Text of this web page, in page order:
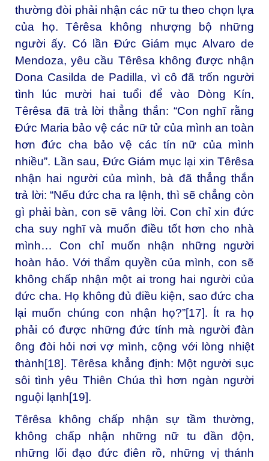
thường đòi phải nhận các nữ tu theo chọn lựa
của họ. Têrêsa không nhượng bộ những
người ấy. Có lần Đức Giám mục Alvaro de
Mendoza, yêu cầu Têrêsa không được nhận
Dona Casilda de Padilla, vì cô đã trốn người
tình lúc mười hai tuổi để vào Dòng Kín,
Têrêsa đã trả lời thẳng thắn: “Con nghĩ rằng
Đức Maria bảo vệ các nữ tử của mình an toàn
hơn đức cha bảo vệ các tín nữ của mình
nhiều”. Lần sau, Đức Giám mục lại xin Têrêsa
nhận hai người của mình, bà đã thẳng thắn
trả lời: “Nếu đức cha ra lệnh, thì sẽ chẳng còn
gì phải bàn, con sẽ vâng lời. Con chỉ xin đức
cha suy nghĩ và muốn điều tốt hơn cho nhà
mình… Con chỉ muốn nhận những người
hoàn hảo. Với thẩm quyền của mình, con sẽ
không chấp nhận một ai trong hai người của
đức cha. Họ không đủ điều kiện, sao đức cha
lại muốn chúng con nhận họ?”[17]. Ít ra họ
phải có được những đức tính mà người đàn
ông đòi hỏi nơi vợ mình, cộng với lòng nhiệt
thành[18]. Têrêsa khẳng định: Một người sục
sôi tình yêu Thiên Chúa thì hơn ngàn người
nguội lạnh[19].
Têrêsa không chấp nhận sự tầm thường,
không chấp nhận những nữ tu đần độn,
những lối đạo đức điên rồ, những vị thánh